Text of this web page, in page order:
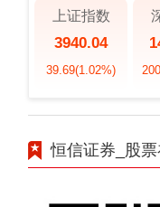
上证指数
3940.04
39.69(1.02%)
恒信证券_股